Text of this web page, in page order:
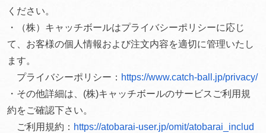
ください。
・（株）キャッチボールはプライバシーポリシーに応じ
て、お客様の個人情報および注文内容を適切に管理いたし
ます。
プライバシーポリシー： https://www.catch-ball.jp/privacy/
・その他詳細は、(株)キャッチボールのサービスご利用規
約をご確認下さい。
ご利用規約： https://atobarai-user.jp/omit/atobarai_includ